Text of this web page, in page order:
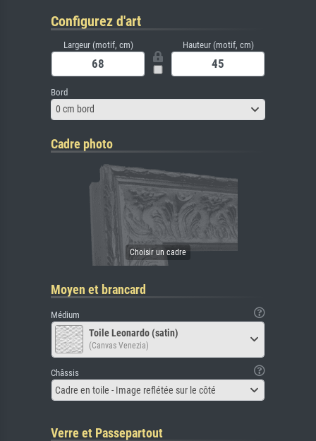
Configurez d'art
Largeur (motif, cm) Hauteur (motif, cm)
Bord
0 cm bord
Cadre photo
Moyen et brancard
Médium
Toile Leonardo (satin)
(Canvas Venezia)
Châssis
Cadre en toile - Image reflétée sur le côté
Verre et Passepartout